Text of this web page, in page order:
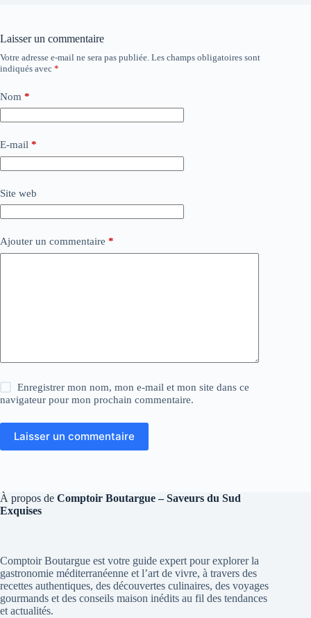
Laisser un commentaire
Votre adresse e-mail ne sera pas publiée. Les champs obligatoires sont
indiqués avec *
Nom *
E-mail *
Site web
Ajouter un commentaire *
Enregistrer mon nom, mon e-mail et mon site dans ce
navigateur pour mon prochain commentaire.
Laisser un commentaire
À propos de Comptoir Boutargue – Saveurs du Sud
Exquises
Comptoir Boutargue est votre guide expert pour explorer la
gastronomie méditerranéenne et l’art de vivre, à travers des
recettes authentiques, des découvertes culinaires, des voyages
gourmands et des conseils maison inédits au fil des tendances
et actualités.